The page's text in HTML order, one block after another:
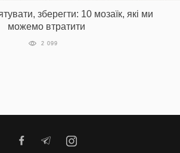
зберегти: 10 мозаїк, які ми
можемо втратити
2 099